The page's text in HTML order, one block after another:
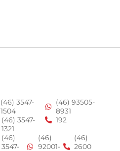
(46) 3547-
1504
(46) 93505-
8931
(46) 3547-
1321
192
(46)
3547-
(46)
92001-
(46)
2600